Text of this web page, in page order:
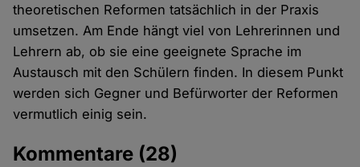
theoretischen Reformen tatsächlich in der Praxis
umsetzen. Am Ende hängt viel von Lehrerinnen und
Lehrern ab, ob sie eine geeignete Sprache im
Austausch mit den Schülern finden. In diesem Punkt
werden sich Gegner und Befürworter der Reformen
vermutlich einig sein.
Kommentare (28)